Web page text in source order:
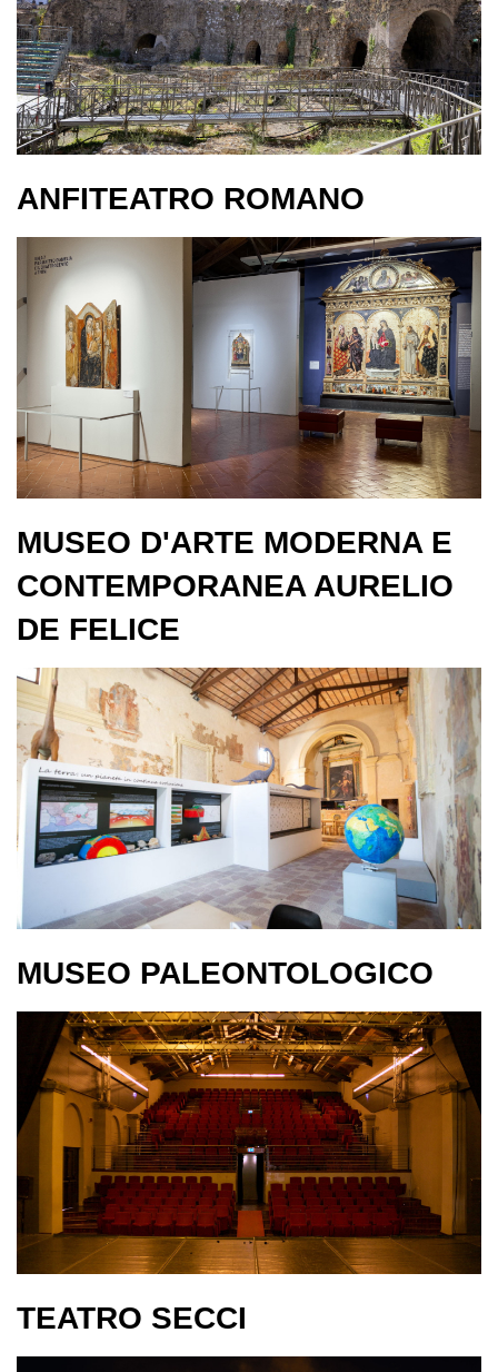
ANFITEATRO ROMANO
MUSEO D'ARTE MODERNA E
CONTEMPORANEA AURELIO
DE FELICE
MUSEO PALEONTOLOGICO
TEATRO SECCI